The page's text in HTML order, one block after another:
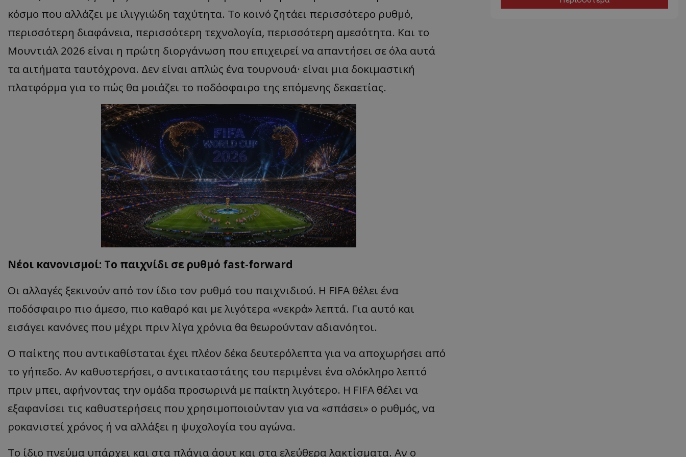
κόσμο που αλλάζει με ιλιγγιώδη ταχύτητα. Το κοινό ζητάει περισσότερο ρυθμό,
περισσότερη διαφάνεια, περισσότερη τεχνολογία, περισσότερη αμεσότητα. Και το
Μουντιάλ 2026 είναι η πρώτη διοργάνωση που επιχειρεί να απαντήσει σε όλα αυτά
τα αιτήματα ταυτόχρονα. Δεν είναι απλώς ένα τουρνουά· είναι μια δοκιμαστική
πλατφόρμα για το πώς θα μοιάζει το ποδόσφαιρο της επόμενης δεκαετίας.
Νέοι κανονισμοί: Το παιχνίδι σε ρυθμό fast-forward
Οι αλλαγές ξεκινούν από τον ίδιο τον ρυθμό του παιχνιδιού. Η FIFA θέλει ένα
ποδόσφαιρο πιο άμεσο, πιο καθαρό και με λιγότερα «νεκρά» λεπτά. Για αυτό και
εισάγει κανόνες που μέχρι πριν λίγα χρόνια θα θεωρούνταν αδιανόητοι.
Ο παίκτης που αντικαθίσταται έχει πλέον δέκα δευτερόλεπτα για να αποχωρήσει από
το γήπεδο. Αν καθυστερήσει, ο αντικαταστάτης του περιμένει ένα ολόκληρο λεπτό
πριν μπει, αφήνοντας την ομάδα προσωρινά με παίκτη λιγότερο. Η FIFA θέλει να
εξαφανίσει τις καθυστερήσεις που χρησιμοποιούνταν για να «σπάσει» ο ρυθμός, να
ροκανιστεί χρόνος ή να αλλάξει η ψυχολογία του αγώνα.
Το ίδιο πνεύμα υπάρχει και στα πλάγια άουτ και στα ελεύθερα λακτίσματα. Αν ο